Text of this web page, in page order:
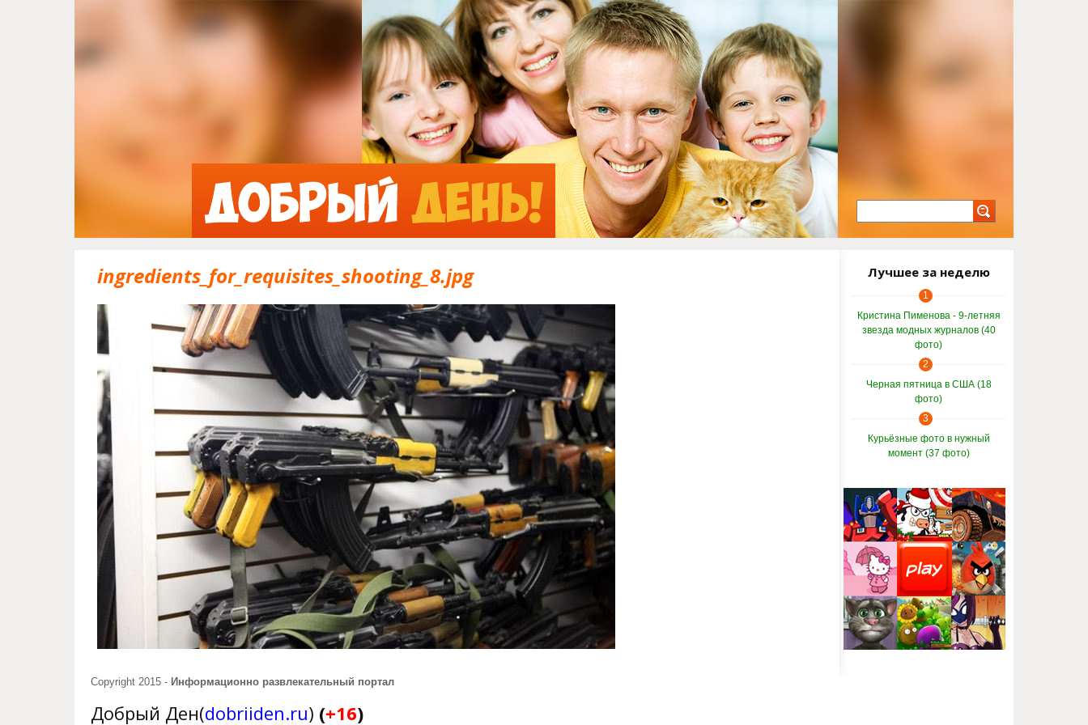
Jump to Navigation
ingredients_for_requisites_shooting_8.jpg Лучшее за неделю
1
Кристина Пименова - 9-летняя
звезда модных журналов (40
фото)
2
Черная пятница в США (18
фото)
3
Курьёзные фото в нужный
момент (37 фото)
Copyright 2015 - Информационно развлекательный портал
Добрый Ден(dobriiden.ru) (+16)